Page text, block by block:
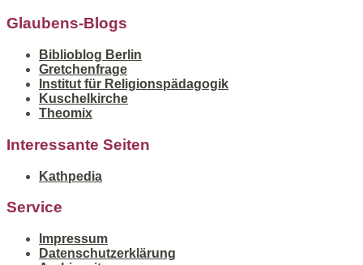
Glaubens-Blogs
Biblioblog Berlin
Gretchenfrage
Institut für Religionspädagogik
Kuschelkirche
Theomix
Interessante Seiten
Kathpedia
Service
Impressum
Datenschutzerklärung